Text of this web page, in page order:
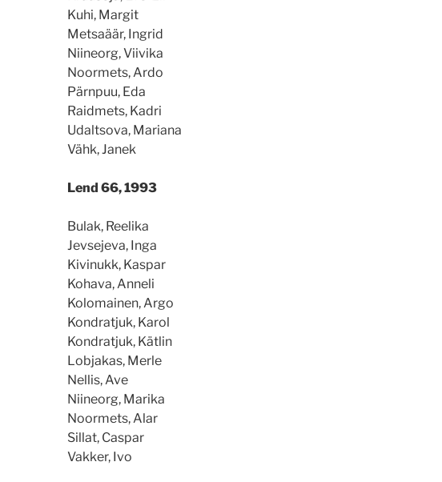
Kuhi, Margit
Metsaäär, Ingrid
Niineorg, Viivika
Noormets, Ardo
Pärnpuu, Eda
Raidmets, Kadri
Udaltsova, Mariana
Vähk, Janek
Lend 66, 1993
Bulak, Reelika
Jevsejeva, Inga
Kivinukk, Kaspar
Kohava, Anneli
Kolomainen, Argo
Kondratjuk, Karol
Kondratjuk, Kätlin
Lobjakas, Merle
Nellis, Ave
Niineorg, Marika
Noormets, Alar
Sillat, Caspar
Vakker, Ivo